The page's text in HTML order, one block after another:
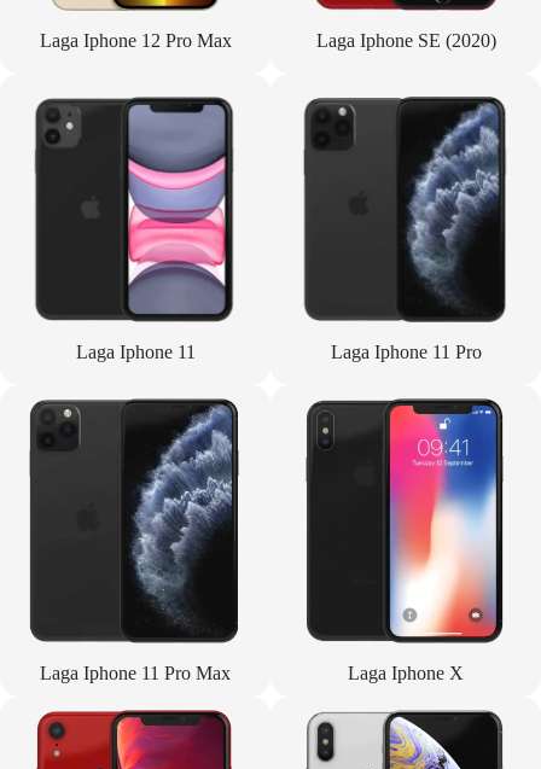
Laga Iphone 12 Pro Max Laga Iphone SE (2020)
Laga Iphone 11 Laga Iphone 11 Pro
Laga Iphone 11 Pro Max Laga Iphone X